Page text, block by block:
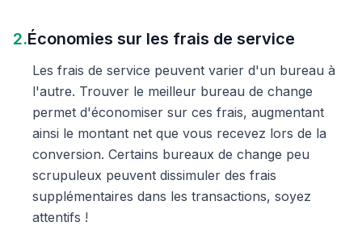
2.Économies sur les frais de service
Les frais de service peuvent varier d'un bureau à
l'autre. Trouver le meilleur bureau de change
permet d'économiser sur ces frais, augmentant
ainsi le montant net que vous recevez lors de la
conversion. Certains bureaux de change peu
scrupuleux peuvent dissimuler des frais
supplémentaires dans les transactions, soyez
attentifs !